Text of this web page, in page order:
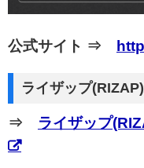
公式サイト ⇒
ライザップ
⇒ ライザップ